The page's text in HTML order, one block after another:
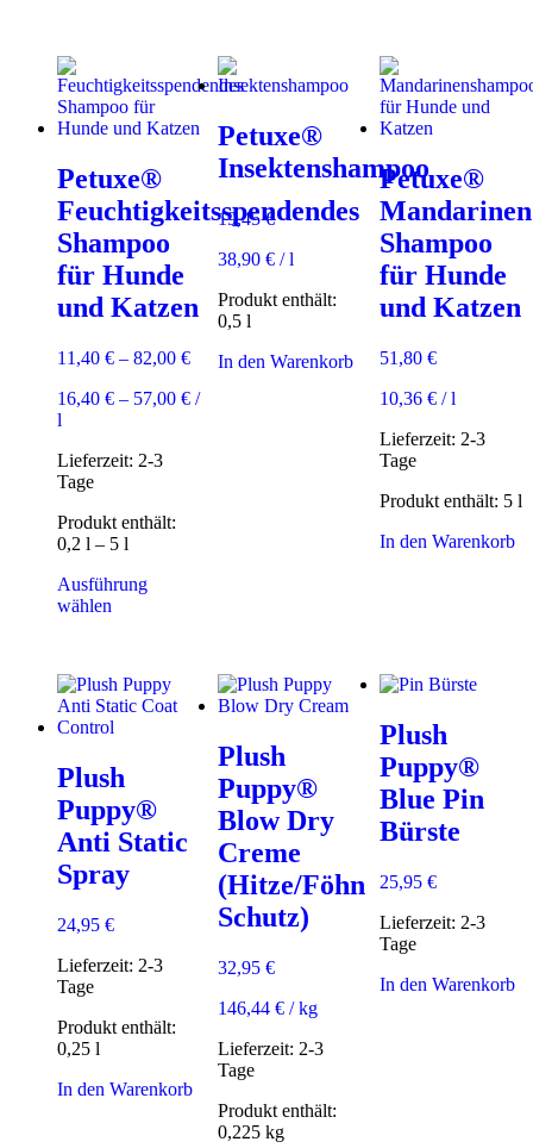
Die
Optionen
auf
der
Produktseite
gewählt
werden
auf.
Die
Optionen
auf
der
Produktseite
gewählt
werden
Petuxe®
Feuchtigkeitsspendendes
Shampoo
für Hunde
und Katzen
11,40 € – 82,00 €
16,40 € – 57,00 € /
l
Lieferzeit: 2-3
Tage
Produkt enthält:
0,2 l – 5 l
Ausführung
wählen
Varianten
auf.
Die
können
der
Produktseite
werden
Petuxe®
Insektenshampoo
19,45€
38,90€ /l
Produkt enthält:
0,5l
In den Warenkorb
Petuxe®
Mandarinen
Shampoo
für Hunde
und Katzen
51,80 €
10,36 €/l
Lieferzeit: 2-3
Tage
Produkt enthält: 5 l
In den Warenkorb
Plush
Puppy®
Anti Static
Spray
24,95 €
Lieferzeit: 2-3
Tage
Produkt enthält:
0,25 l
In den Warenkorb
Plush
Puppy®
Blow Dry
Creme
(Hitze/Föhn
Schutz)
32,95€
146,44€ /kg
Lieferzeit: 2-3
Tage
Produkt enthält:
0,225kg
Plush
Puppy®
Blue Pin
Bürste
25,95 €
Lieferzeit: 2-3
Tage
In den Warenkorb